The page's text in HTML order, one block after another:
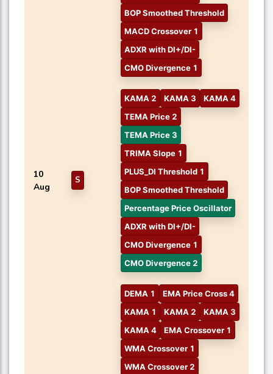
BOP Smoothed Threshold
MACD Crossover 1
ADXR with DI+/DI-
CMO Divergence 1
10
Aug
S
KAMA 2 KAMA 3
KAMA 4
TEMA Price 2
TEMA Price 3
TRIMA Slope 1
PLUS_DI Threshold 1
BOP Smoothed Threshold
Percentage Price Oscillator
ADXR with DI+/DI-
CMO Divergence 1
CMO Divergence 2
DEMA 1
EMA Price Cross 4
KAMA 1
KAMA 2
KAMA 3
KAMA 4
EMA Crossover 1
WMA Crossover 1
WMA Crossover 2